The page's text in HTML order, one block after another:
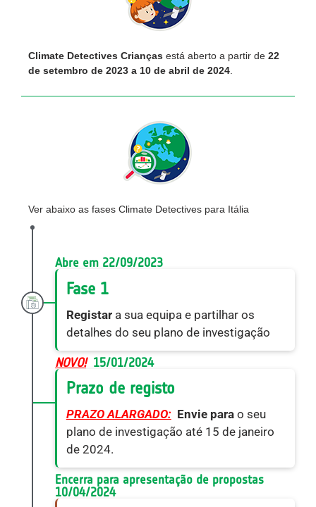
Climate Detectives Crianças está aberto a partir de 22
de setembro de 2023 a 10 de abril de 2024.
Ver abaixo as fases Climate Detectives para Itália
Abre em 22/09/2023
Fase 1
Registara sua equipa e partilhar os
detalhes do seu plano de investigação
NOVO! 15/01/2024
Prazo de registo
PRAZO ALARGADO: Envie parao seu
plano de investigação até 15 de janeiro
de 2024.
Encerra para apresentação de propostas
10/04/2024